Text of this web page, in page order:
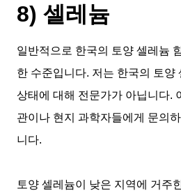
8) 셀레늄
일반적으로 한국의 토양 셀레늄
한 수준입니다. 저는 한국의 토양
상태에 대해 전문가가 아닙니다.
관이나 현지 과학자들에게 문의
니다.
토양 셀레늄이 낮은 지역에 거주